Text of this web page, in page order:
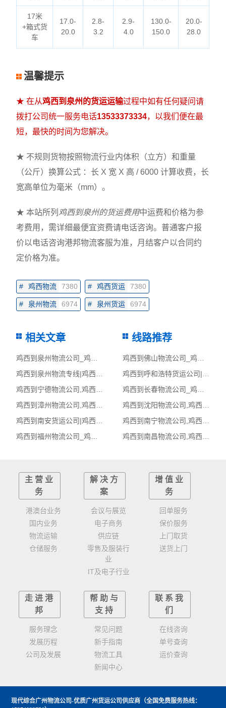
17米
+箱式货
车
17.0-
20.0
2.8-
3.2
2.9-
4.0
130.0-
150.0
20.0-
28.0
温馨提示
★ 在从鸡西到泉州的货运运输过程中如有任何疑问请
拨打公司统一服务电话13533373334，以我们便在最
短，最快的时间为您解决。
★ 不规则货物按照物流行业内体积（立方）和重量
（公斤）换算公式 ：长 X 宽 X 高 / 6000 计算收费，长
宽高单位为毫米（mm）。
★ 本站所列 鸡西到泉州的货运费用中运费和价格为参
考费用，需详细最便宜资费请电话咨询。普通客户报
价以电话咨询港邦物流客服为准，月结客户以合同约
定价格为准。
# 鸡西物流 7380 # 鸡西货运 7380
# 泉州物流 6974 # 泉州货运 6974
相关文章
鸡西到泉州物流公司_鸡西到泉州货运_鸡西至泉州物流专线
鸡西到泉州物流专线|鸡西至泉州货运公司
鸡西到宁德物流公司,鸡西物流到宁德,鸡西至宁德物流专线
鸡西到漳州物流公司,鸡西物流到漳州,鸡西至漳州物流专线
鸡西到南安货运公司|鸡西到南安货运专线
鸡西到福州物流公司_鸡西到福州货运_鸡西至福州物流专线
线路推荐
鸡西到佛山物流公司_鸡西到佛山货运_鸡西至佛山物流专线
鸡西到呼和浩特货运公司|鸡西到呼和浩特货运专线
鸡西到长春物流公司_鸡西到长春货运_鸡西至长春物流专线
鸡西到沈阳物流公司,鸡西物流到沈阳,鸡西至沈阳物流专线
鸡西到南宁物流公司,鸡西物流到南宁,鸡西至南宁物流专线
鸡西到南昌物流公司,鸡西物流到南昌,鸡西至南昌物流专线
主营业
务
港澳台业务
国内业务
物流运输
仓储服务
解决方
案
会议与展览
电子商务
供应链
零售及服装行
业
IT及电子行业
增值业
务
回单服务
保价服务
上门取货
送货上门
走进港
邦
服务理念
发展历程
公司及发展
帮助与
支持
常见问题
新手指南
物流工具
新闻中心
联系我
们
在线咨询
单号查询
运价查询
现代综合广州物流公司-优质广州货运公司供应商 （全国免费服务热线：